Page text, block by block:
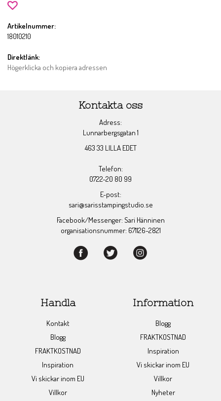
Artikelnummer:
18010210
Direktlänk:
Högerklicka och kopiera adressen
Kontakta oss
Adress:
Lunnarbergsgatan 1
463 33 LILLA EDET
Telefon:
0722-20 80 99
E-post:
sari@sarisstampingstudio.se
Facebook/Messenger: Sari Hänninen
organisationsnummer: 671126-2821
Handla
Kontakt
Blogg
FRAKTKOSTNAD
Inspiration
Vi skickar inom EU
Villkor
Information
Blogg
FRAKTKOSTNAD
Inspiration
Vi skickar inom EU
Villkor
Nyheter